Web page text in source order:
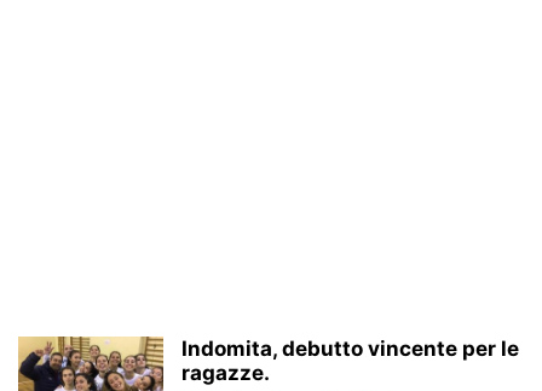
Indomita, debutto vincente per le
ragazze.